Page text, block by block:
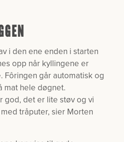
i den ene enden i starten
opp når kyllingene er
Fôringen går automatisk og
mat hele døgnet.
god, det er lite støv og vi
tråputer, sier Morten